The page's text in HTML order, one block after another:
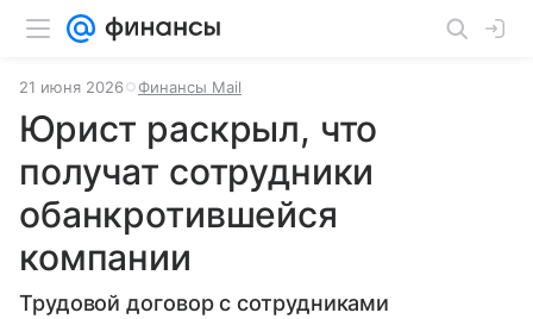
21 июня 2026 Финансы Mail
Юрист раскрыл, что
получат сотрудники
обанкротившейся
компании
Трудовой договор с сотрудниками